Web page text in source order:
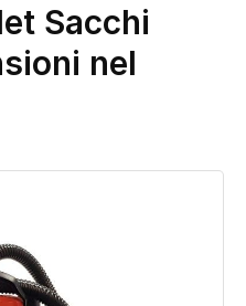
Sacchi
nel